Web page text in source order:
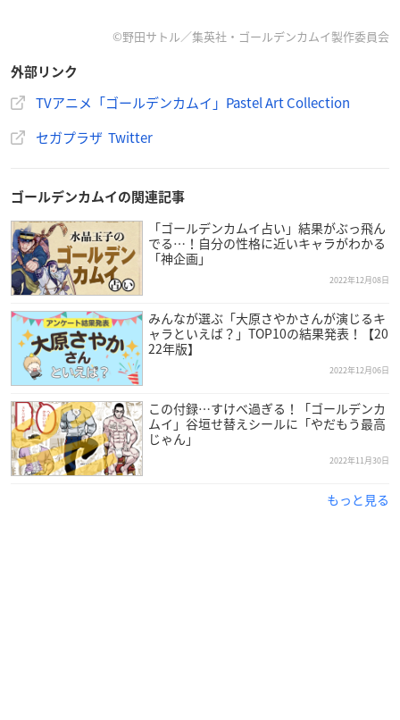
©野田サトル／集英社・ゴールデンカムイ製作委員会
外部リンク
TVアニメ「ゴールデンカムイ」Pastel Art Collection
セガプラザ Twitter
ゴールデンカムイの関連記事
「ゴールデンカムイ占い」結果がぶっ飛ん
でる…！自分の性格に近いキャラがわかる
「神企画」
2022年12月08日
みんなが選ぶ「大原さやかさんが演じるキ
ャラといえば？」TOP10の結果発表！【20
22年版】
2022年12月06日
この付録…すけべ過ぎる！「ゴールデンカ
ムイ」谷垣せ替えシールに「やだもう最高
じゃん」
2022年11月30日
もっと見る